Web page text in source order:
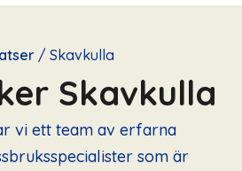
/ Skavkulla
Skavkulla
vi ett team av erfarna
som är